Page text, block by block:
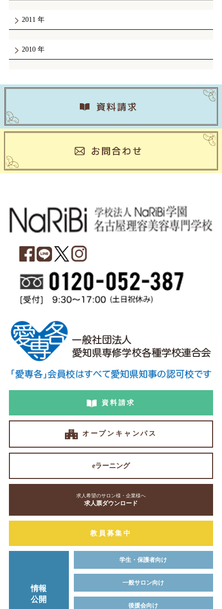
2011
2010
資料請求
オープンキャンパス
eラーニング
求人希望のサロン様・企業様へ
求人票ダウンロード
教員募集中
情報
公開
学生・保護者向け
一般サロン向け
後援会向け